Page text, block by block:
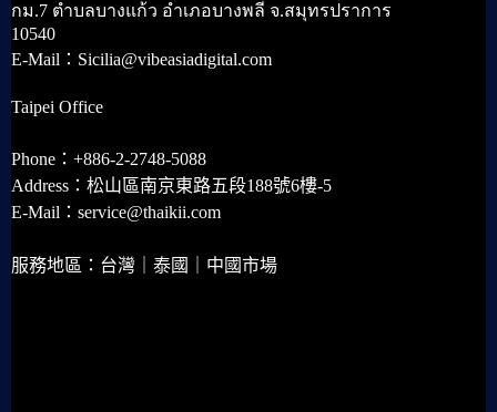
กม.7 ตำบลบางแก้ว อำเภอบางพลี จ.สมุทรปราการ
10540
E-Mail：Sicilia@vibeasiadigital.com
Taipei Office
Phone：+886-2-2748-5088
Address：松山區南京東路五段188號6樓-5
E-Mail：service@thaikii.com
服務地區：台灣｜泰國｜中國市場